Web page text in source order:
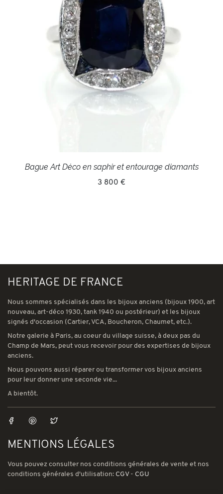
Bague Art Déco en saphir et entourage diamants
3 800 €
HERITAGE DE FRANCE
Nous sommes spécialisés dans les bijoux anciens (bijoux 1900, art
nouveau, art-déco 1930, tank 1940 ou postérieur) et les bijoux
signés d'occasion (Cartier, VCA, Boucheron, Chaumet, etc.).
Notre galerie à Paris, au coeur du village suisse, à deux pas du
Champ de Mars, peut vous recevoir pour des expertises de bijoux
anciens.
Nous pouvons aussi réparer ou transformer vos bijoux anciens
pour leur donner une seconde vie...
A bientôt.
MENTIONS LÉGALES
Vous pouvez consulter nos conditions générales de vente et nos
conditions générales d'utilisation: CGV- CGU